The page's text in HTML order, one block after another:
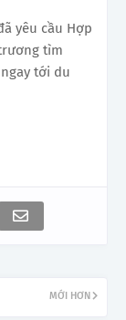
yêu cầu Hợp
tìm
tới du
MỚI HƠN